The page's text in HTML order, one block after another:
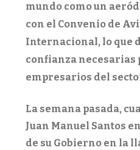
mundo como un
con el Convenio de
Internacional, lo que
confianza necesarias
empresarios del
La semana pasada,
Juan Manuel Santos
de su Gobierno en la